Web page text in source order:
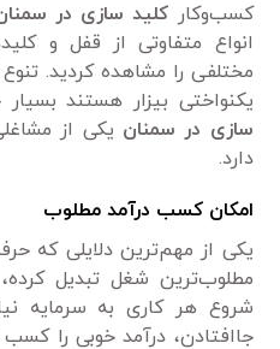
کسب‌وکار کلید سازی در
انواع متفاوتی از قفل و
مختلفی را مشاهده کردید.
یکنواختی بیزار هستند
سازی در سمنان یکی از
دارد.
امکان کسب درآمد مطلوب
یکی از مهم‌ترین دلایلی که
مطلوب‌ترین شغل تبدیل
شروع هر کاری به سرمایه
جاافتادن، درآمد خوبی را